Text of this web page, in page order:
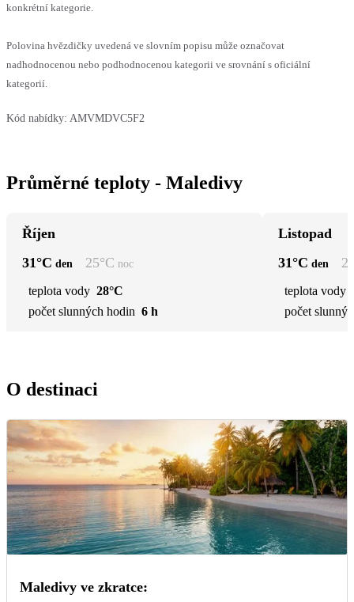
konkrétní kategorie.
Polovina hvězdičky uvedená ve slovním popisu může označovat
nadhodnocenou nebo podhodnocenou kategorii ve srovnání s oficiální
kategorií.
Kód nabídky: AMVMDVC5F2
Průměrné teploty - Maledivy
Říjen
31°C den 25°C noc
teplota vody 28°C
počet slunných hodin 6 h
Listopad
31°C den
teplota vody
počet
O destinaci
Maledivy ve zkratce: